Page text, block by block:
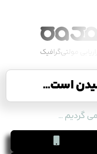
است...
گردیم ...